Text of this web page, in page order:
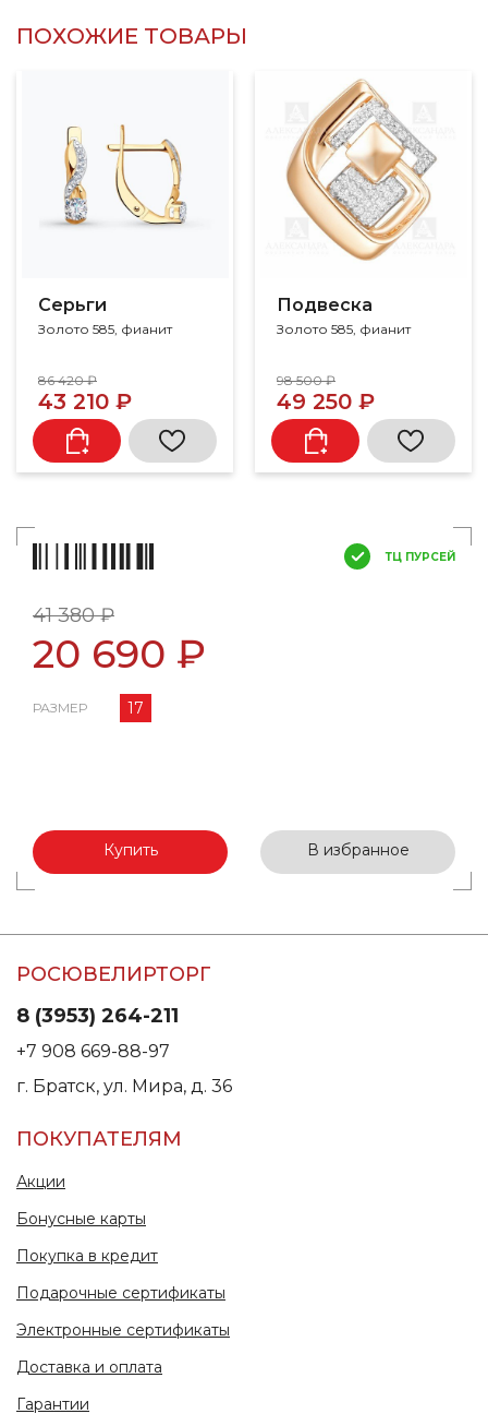
ПОХОЖИЕ ТОВАРЫ
Серьги
Золото 585, фианит
86 420 ₽
43 210 ₽
Подвеска
Золото 585, фианит
98 500 ₽
49 250 ₽
ТЦ ПУРСЕЙ
41 380 ₽
20 690 ₽
РАЗМЕР 17
Купить В избранное
РОСЮВЕЛИРТОРГ
8 (3953) 264-211
+7 908 669-88-97
г. Братск, ул. Мира, д. 36
ПОКУПАТЕЛЯМ
Акции
Бонусные карты
Покупка в кредит
Подарочные сертификаты
Электронные сертификаты
Доставка и оплата
Гарантии